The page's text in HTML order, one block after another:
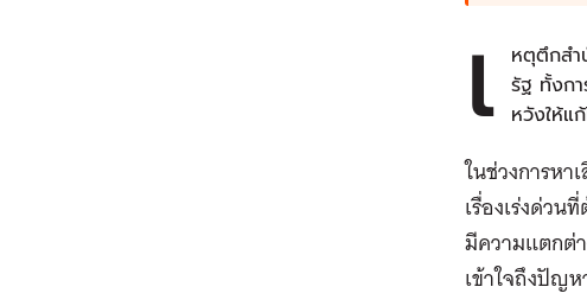
เ
หตุตึกสำ
รัฐ ทั้งกา
หวังให้แ
ในช่วงการห
เรื่องเร่งด่ว
มีความแตกต่
เข้าใจถึงปัญ